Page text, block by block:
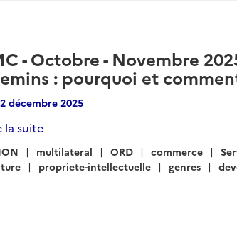
- Octobre - Novembre
: pourquoi et
décembre 2025
la suite
multilateral ORD commerce
propriete-intellectuelle genres